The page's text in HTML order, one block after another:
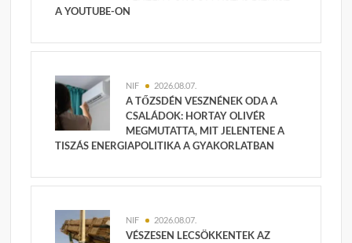
A YOUTUBE-ON
NIF 2026.08.07.
A TŐZSDÉN VESZNÉNEK ODA A
CSALÁDOK: HORTAY OLIVÉR
MEGMUTATTA, MIT JELENTENE A
TISZÁS ENERGIAPOLITIKA A GYAKORLATBAN
NIF 2026.08.07.
VÉSZESEN LECSÖKKENTEK AZ